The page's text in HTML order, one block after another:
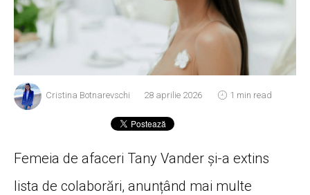
Cristina Botnarevschi 28 aprilie 2026 1 min read
Femeia de afaceri Tany Vander și-a extins
lista de colaborări, anunțând mai multe